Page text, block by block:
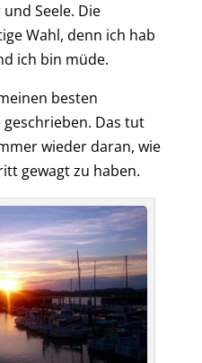
Seele. Die
Wahl, denn ich hab
ich bin müde.
besten
geschrieben. Das tut
wieder daran, wie
gewagt zu haben.